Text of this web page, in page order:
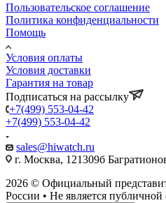
Пользовательское соглашение
Политика конфиденциальности
Помощь
Условия оплаты
Условия доставки
Гарантия на товар
Подписаться на рассылку
+7(499) 553-04-42
+7(499) 553-04-42
sales@hiwatch.ru
г. Москва, 121309б
2026 © Официальный
России • Не является публичной